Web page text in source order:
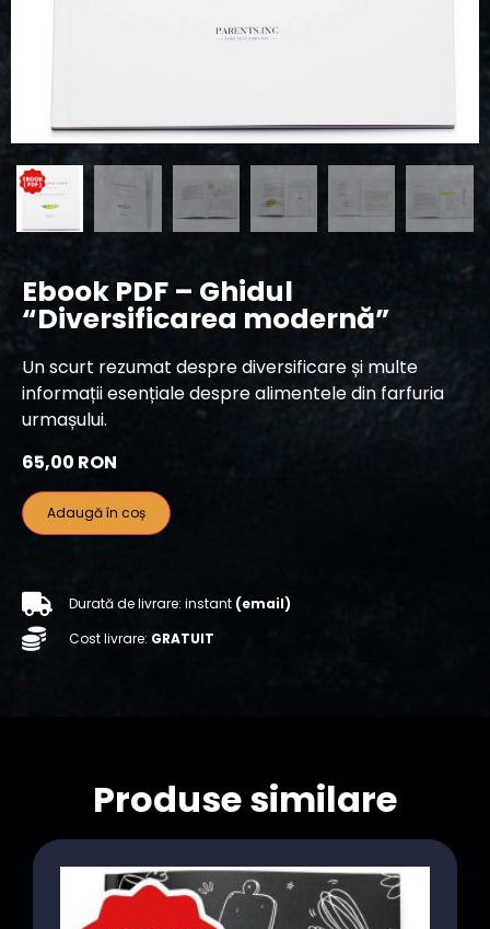
Ebook PDF – Ghidul
“Diversificarea modernă”
Un scurt rezumat despre diversificare și multe
informații esențiale despre alimentele din farfuria
urmașului.
65,00 RON
Adaugă în coș
Durată de livrare: instant (email)
Cost livrare: GRATUIT
Produse similare